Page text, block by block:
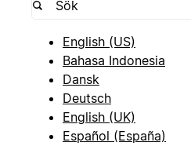
English (US)
Bahasa Indonesia
Dansk
Deutsch
English (UK)
Español (España)